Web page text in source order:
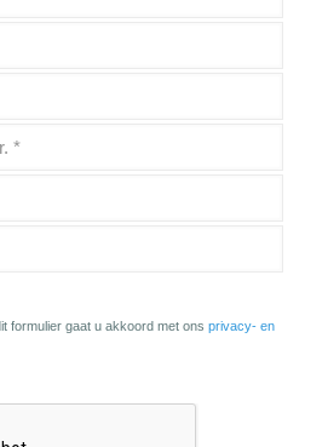
formulier gaat u akkoord met ons privacy- en